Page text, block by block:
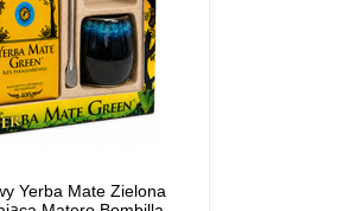
Yerba Mate Zielona